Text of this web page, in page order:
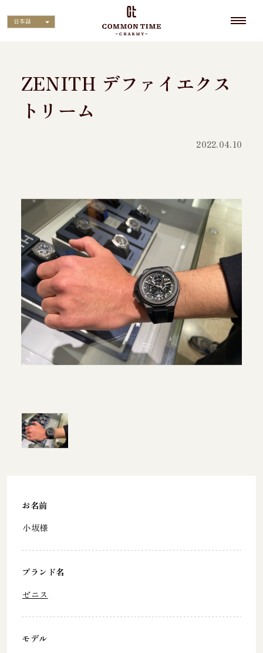
日本語
ZENITH デファイエクス
トリーム
2022.04.10
お名前
小坂様
ブランド名
ゼニス
モデル